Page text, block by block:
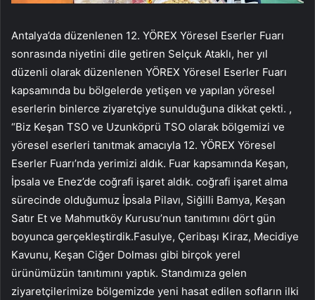
Antalya’da düzenlenen 12. YÖREX Yöresel Eserler Fuarı
sonrasında niyetini dile getiren Selçuk Ataklı, her yıl
düzenli olarak düzenlenen YÖREX Yöresel Eserler Fuarı
kapsamında bu bölgelerde yetişen ve yapılan yöresel
eserlerin binlerce ziyaretçiye sunulduğuna dikkat çekti. ,
“Biz Keşan TSO ve Uzunköprü TSO olarak bölgemizi ve
yöresel eserleri tanıtmak amacıyla 12. YÖREX Yöresel
Eserler Fuarı’nda yerimizi aldık. Fuar kapsamında Keşan,
İpsala ve Enez’de coğrafi işaret aldık. coğrafi işaret alma
sürecinde olduğumuz İpsala Pilavı, Siğilli Bamya, Keşan
Satır Et ve Mahmutköy Kurusu’nun tanıtımını dört gün
boyunca gerçekleştirdik.Fasulye, Çeribaşı Kiraz, Mecidiye
Kavunu, Keşan Ciğer Dolması gibi birçok yerel
ürünümüzün tanıtımını yaptık. Standımıza gelen
ziyaretçilerimize bölgemizde yeni hasat edilen sofların ilki